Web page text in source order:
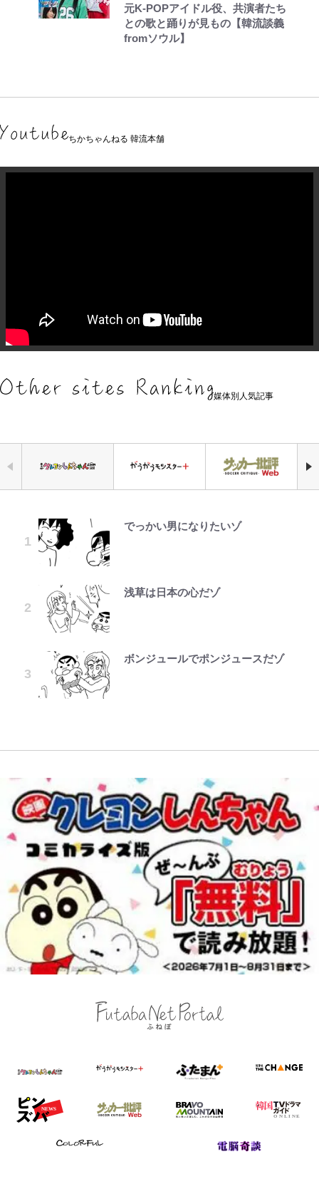
元K-POPアイドル役、共演者たち
との歌と踊りが見もの【韓流談義
fromソウル】
ちかちゃんねる 韓流本舗
媒体別人気記事
でっかい男になりたいゾ
浅草は日本の心だゾ
ボンジュールでポンジュースだゾ
公式-ヒロインが来る前に妊娠しま
公式-婚約破棄されたのでお掃除メ
公式-だって、あなたが浮気をした
浦和と千葉の首をかしげる主力放
制｣の大激論】(4)
いい｣｢好きなデザイン｣｢今年は2nd
「自分の絵ごと、このジャンルはそ
ファミマと『VIVANT』第2シーズ
空の轍と大地の雲と 第1回
第3回 出版までの道のり・その2
レビュー『仮面家族』悠木シュン・
錦織一清の写真集はなぜ私服なの
荒々しい「火山帯」の一端にいるこ
ポ【福島県福島市】
おもしろさを知る
千葉雄大、ほっそりイケメン近影に
GLAY・TERU＆PUFFY大貫亜美
オダウエダ植田、「2年半で56kg